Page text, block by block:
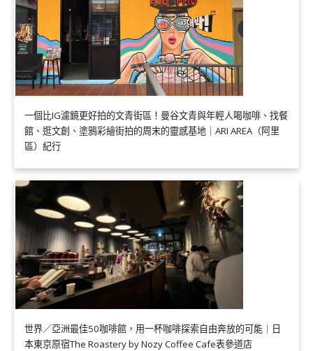
一個比IG濾鏡更好拍的文青街區！曼谷文青與年輕人喝咖啡、找餐
館、逛文創、塗鴉彩繪街拍的周末的靈感基地｜ARI AREA（阿里
區）紀行
世界／亞洲最佳50咖啡館，用一杯咖啡探索自由奔放的可能｜日
本東京原宿The Roastery by Nozy Coffee Cafe表參道店